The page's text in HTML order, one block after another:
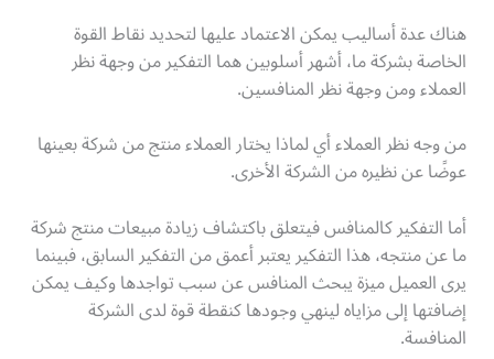
هناك عدة أساليب يمكن الاعتماد عليها لتحديد نقاط القوة
الخاصة بشركة ما، أشهر أسلوبين هما التفكير من وجهة نظر
العملاء ومن وجهة نظر المنافسين.
من وجه نظر العملاء أي لماذا يختار العملاء منتج من شركة بعينها
عوضًا عن نظيره من الشركة الأخرى.
أما التفكير كالمنافس فيتعلق باكتشاف زيادة مبيعات منتج شركة
ما عن منتجه، هذا التفكير يعتبر أعمق من التفكير السابق، فبينما
يرى العميل ميزة يبحث المنافس عن سبب تواجدها وكيف يمكن
إضافتها إلى مزاياه لينهي وجودها كنقطة قوة لدى الشركة
المنافسة.